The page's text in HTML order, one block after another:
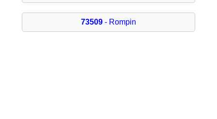
73509- Rompin